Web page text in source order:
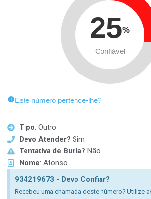
25%
Confiável
Este número pertence-lhe?
Tipo: Outro
Devo Atender? Sim
Tentativa de Burla? Não
Nome: Afonso
934219673 - Devo Confiar?
Recebeu uma chamada deste número? Utilize